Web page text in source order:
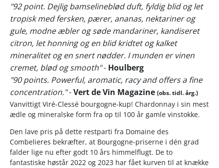
"92 point. Dejlig bamselineblød duft, fyldig blid og let
tropisk med fersken, pærer, ananas, nektariner og
gule, modne æbler og søde mandariner, kandiseret
citron, let honning og en blid kridtet og kalket
mineralitet og en snert nødder. I munden er vinen
cremet, blød og smooth"- Houlberg
"90 points. Powerful, aromatic, racy and offers a fine
concentration."-Vert de Vin Magazine (obs. tidl. årg.)
Vanvittigt Viré-Clessé bourgogne-kup! Chardonnay i sin mest
ædle og mineralske form fra op til 100 år gamle vinstokke.
Den lave pris på dette restparti fra Domaine des
Combelieres bekræfter, at Bourgogne-priserne i dén grad
falder lige nu efter godt 10 års himmelflugt. De to
fantastiske høstår 2022 og 2023 har fået kurven til at knække